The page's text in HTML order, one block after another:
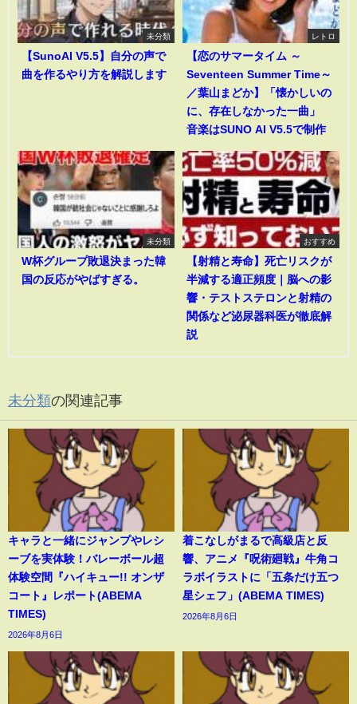
未分類
【SunoAI V5.5】自分の声で
曲を作るやり方を解説します
レトロ
【恋のサマータイム ～
Seventeen Summer Time～
／葉山まどか】「懐かしいの
に、存在しなかった一曲」
音楽はSUNO AI V5.5で制作
未分類
W杯グループ敗退決まった韓
国の反応がやばすぎる。
おすすめ
【射精と寿命】死亡リスクが
半減する適正頻度｜脳への影
響・テストステロンと射精の
関係など泌尿器科医が徹底解
説
未分類の関連記事
キャラと一緒にジャンプやレシ
ーブを実体験！バレーボール超
体験空間『ハイキュー!! オンザ
コート』レポート(ABEMA
TIMES)
2026年8月6日
着こなしがまるで高級店と反
響、アニメ『呪術廻戦』牛角コ
ラボイラストに「五条だけ五つ
星シェフ」(ABEMA TIMES)
2026年8月6日